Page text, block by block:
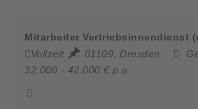
Mitarbeiter Vertriebsinnendienst
Vollzeit
01109, Dresden
32.000 - 42.000 € p.a.